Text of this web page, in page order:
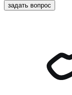
задать вопрос